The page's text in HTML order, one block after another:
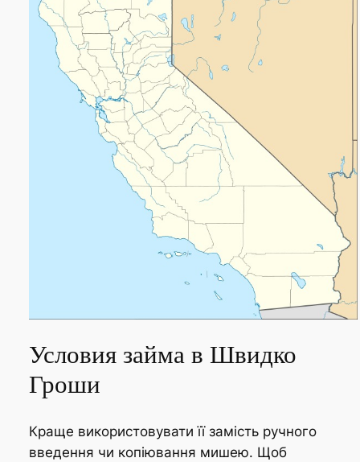
Условия займа в Швидко
Гроши
Краще використовувати її замість ручного
введення чи копіювання мишею. Щоб